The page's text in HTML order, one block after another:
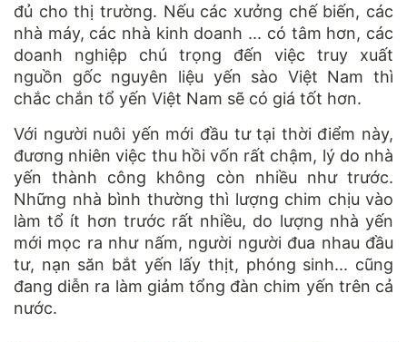
đủ cho thị trường. Nếu các xưởng chế biến, các
nhà máy, các nhà kinh doanh ... có tâm hơn, các
doanh nghiệp chú trọng đến việc truy xuất
nguồn gốc nguyên liệu yến sào Việt Nam thì
chắc chắn tổ yến Việt Nam sẽ có giá tốt hơn.
Với người nuôi yến mới đầu tư tại thời điểm này,
đương nhiên việc thu hồi vốn rất chậm, lý do nhà
yến thành công không còn nhiều như trước.
Những nhà bình thường thì lượng chim chịu vào
làm tổ ít hơn trước rất nhiều, do lượng nhà yến
mới mọc ra như nấm, người người đua nhau đầu
tư, nạn săn bắt yến lấy thịt, phóng sinh... cũng
đang diễn ra làm giảm tổng đàn chim yến trên cả
nước.